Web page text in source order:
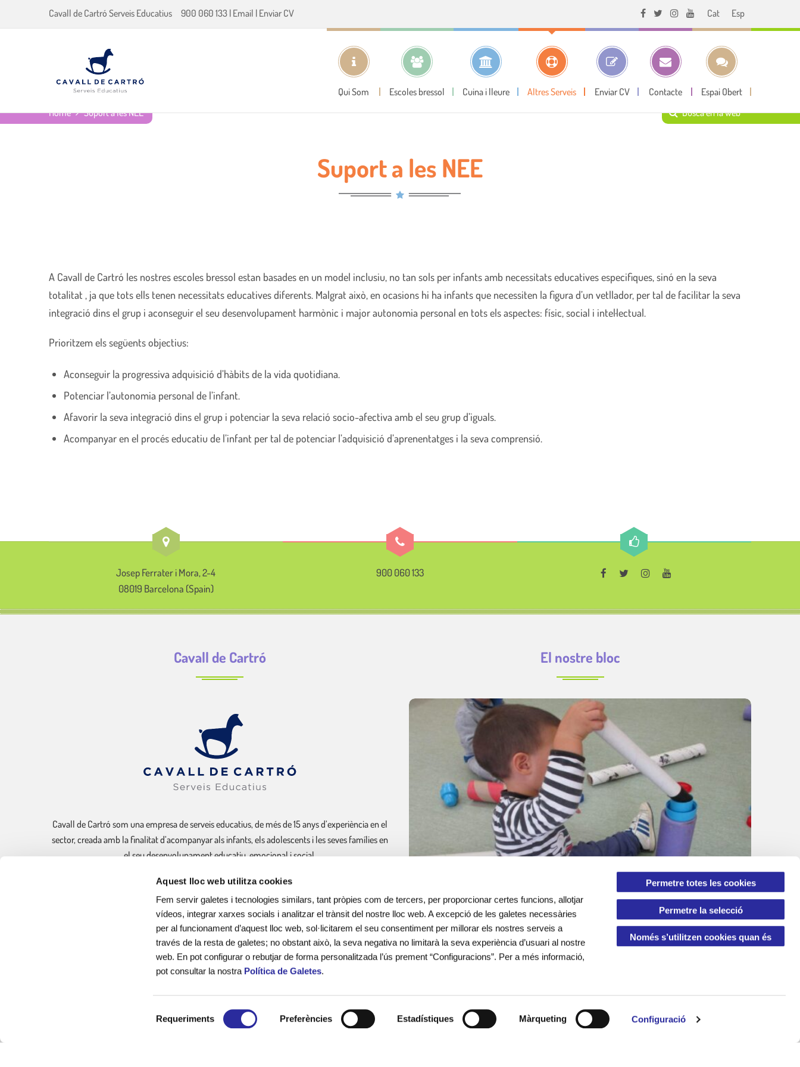
Aquest lloc web utilitza cookies
Fem servir galetes i tecnologies similars, tant pròpies com de tercers, per proporcionar certes funcions, allotjar
vídeos, integrar xarxes socials i analitzar el trànsit del nostre lloc web. A excepció de les galetes necessàries
per al funcionament d’aquest lloc web, sol·licitarem el seu consentiment per millorar els nostres serveis a
través de la resta de galetes; no obstant això, la seva negativa no limitarà la seva experiència d’usuari al nostre
web. En pot configurar o rebutjar de forma personalitzada l’ús prement “Configuracions”. Per a més informació,
pot consultar la nostra Política de Galetes.
e
Requeriments Preferències Estadístiques Màrqueting Configuració
Permetre totes les cookies
Permetre la selecció
Només s’utilitzen cookies quan és
Cavall de Cartró Serveis Educatius 900 060 133 | Email | Enviar CV Cat Esp
Qui Som Escoles bressol Cuina i lleure Altres Serveis Enviar CV Contacte
Espai Obert
Home
Suport a les NEE
Suport a les NEE
A Cavall de Cartró les nostres escoles bressol estan basades en un model inclusiu, no tan sols per infants amb necessitats educatives especifiques, sinó en la seva
totalitat , ja que tots ells tenen necessitats educatives diferents. Malgrat això, en ocasions hi ha infants que necessiten la figura d’un vetllador, per tal de facilitar la seva
integració dins el grup i aconseguir el seu desenvolupament harmònic i major autonomia personal en tots els aspectes: físic, social i intel·lectual.
Prioritzem els següents objectius:
Aconseguir la progressiva adquisició d’hàbits de la vida quotidiana.
Potenciar l’autonomia personal de l’infant.
Afavorir la seva integració dins el grup i potenciar la seva relació socio-afectiva amb el seu grup d’iguals.
Acompanyar en el procés educatiu de l’infant per tal de potenciar l’adquisició d’aprenentatges i la seva comprensió.
Josep Ferrater i Mora, 2-4
08019 Barcelona (Spain)
900 060 133
Cavall de Cartró
Cavall de Cartró som una empresa de serveis educatius, de més de 15 anys d’experiència en el
sector, creada amb la finalitat d’acompanyar als infants, els adolescents i les seves famílies en
el seu desenvolupament educatiu, emocional i social.
Sóm experts en la gestió de llars d’infants municipals, cuines escolars i lleure educatiu.
El nostre bloc
Comença el nou curs a les escoles bress
Política de privacitat|Política de Cookies
Declaració d'Igualtat i Resp. Social